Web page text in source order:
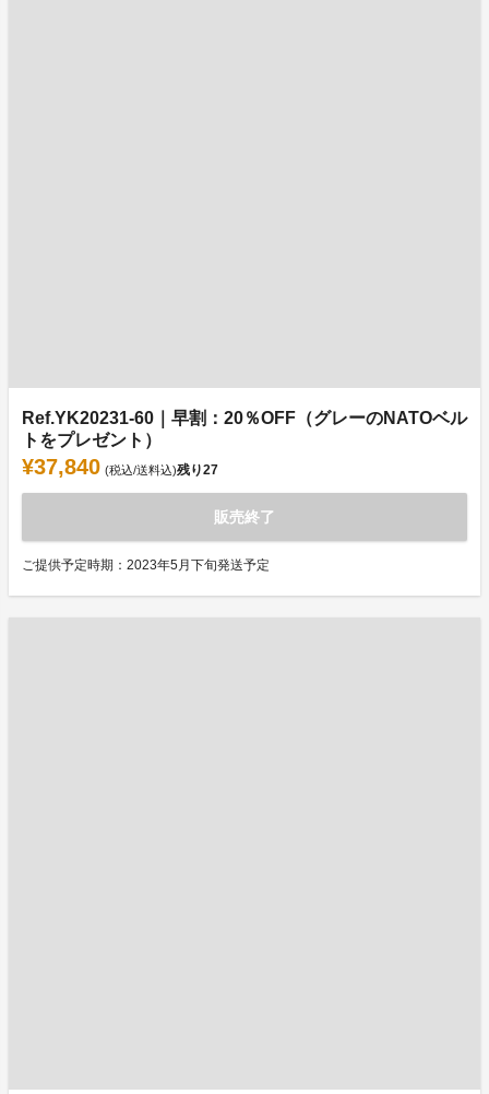
Ref.YK20231-60｜早割：20％OFF（グレーのNATOベル
トをプレゼント）
¥37,840 (税込/送料込)残り27
販売終了
ご提供予定時期：2023年5月下旬発送予定